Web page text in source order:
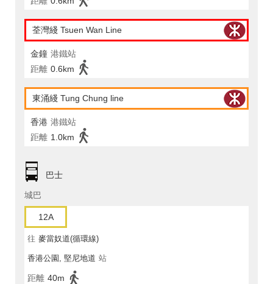
荃灣綫 Tsuen Wan Line
金鐘 港鐵站
距離 0.6km
東涌綫 Tung Chung line
香港 港鐵站
距離 1.0km
巴士
城巴
12A
往 麥當奴道(循環線)
香港公園, 堅尼地道 站
距離 40m